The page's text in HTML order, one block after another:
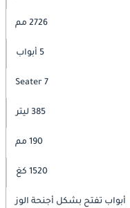
2726 مم
5 أبواب
7 Seater
385 ليتر
190 مم
1520 كغ
أبواب تفتح بشكل أجنحة الوز